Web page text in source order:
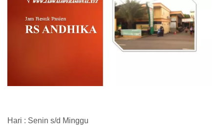
Hari : Senin s/d Minggu